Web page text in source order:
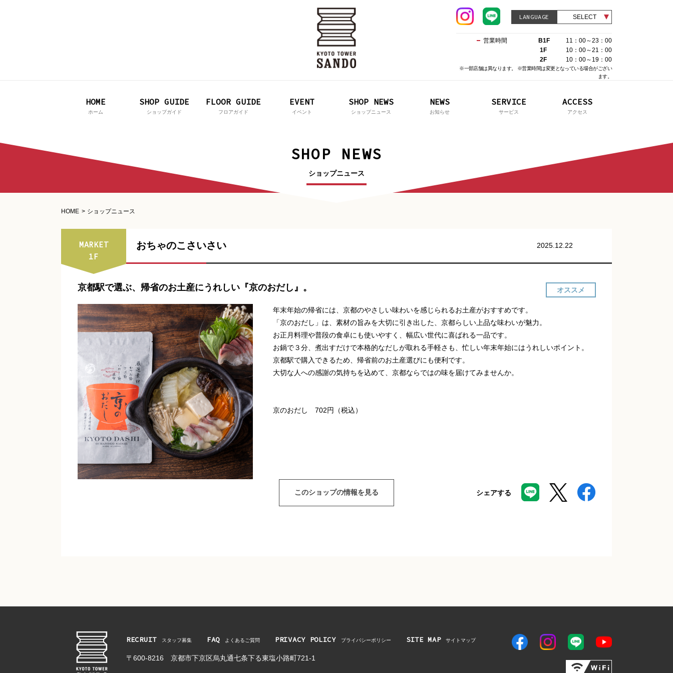
LANGUAGE SELECT
営業時間 B1F
11：00～23：00
1F
10：00～21：00
2F
10：00～19：00
※一部店舗は異なります。 ※営業時間は変更となっている場合がござい
ます。
HOME
ホーム
SHOP GUIDE
ショップガイド
FLOOR GUIDE
フロアガイド
EVENT
イベント
SHOP NEWS
ショップニュース
NEWS・COLUMN
お知らせ・コラム
SERVICE
サービス
ACCESS
アクセス
HOME
ホーム
SHOP GUIDE
ショップガイド
FLOOR GUIDE
フロアガイド
EVENT
イベント
SHOP NEWS
ショップニュース
NEWS
お知らせ
SERVICE
サービス
ACCESS
アクセス
SHOP NEWS
ショップニュース
HOME ショップニュース
MARKET
1F
おちゃのこさいさい 2025.12.22
オススメ
京都駅で選ぶ、帰省のお土産にうれしい『京のおだし』。
年末年始の帰省には、京都のやさしい味わいを感じられるお土産がおすすめです。
「京のおだし」は、素材の旨みを大切に引き出した、京都らしい上品な味わいが魅力。
お正月料理や普段の食卓にも使いやすく、幅広い世代に喜ばれる一品です。
お鍋で３分、煮出すだけで本格的なだしが取れる手軽さも、忙しい年末年始にはうれしいポイント。
京都駅で購入できるため、帰省前のお土産選びにも便利です。
大切な人への感謝の気持ちを込めて、京都ならではの味を届けてみませんか。
京のおだし 702円（税込）
このショップの情報を見る シェアする
RECRUIT スタッフ募集 FAQ よくあるご質問 PRIVACY POLICY プライバシーポリシー SITE MAP サイトマップ
〒600-8216 京都市下京区烏丸通七条下る東塩小路町721-1